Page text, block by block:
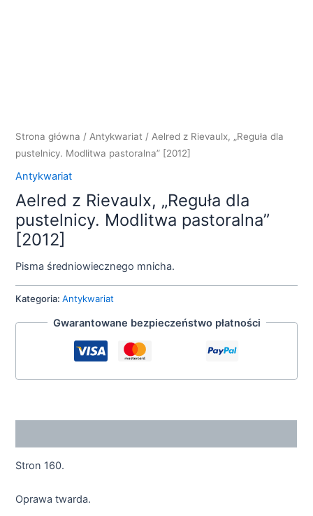
Strona główna / Antykwariat / Aelred z Rievaulx, „Reguła dla
pustelnicy. Modlitwa pastoralna” [2012]
Antykwariat
Aelred z Rievaulx, „Reguła dla
pustelnicy. Modlitwa pastoralna”
[2012]
Pisma średniowiecznego mnicha.
Kategoria:Antykwariat
Gwarantowane bezpieczeństwo płatności
Stron 160.
Oprawa twarda.